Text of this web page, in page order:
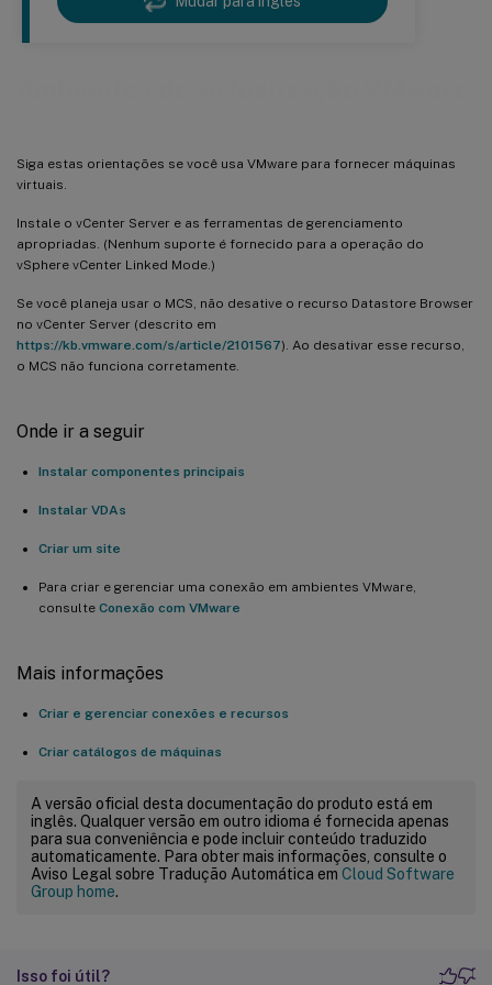
Siga estas orientações se você usa VMware para fornecer máquinas
virtuais.
Instale o vCenter Server e as ferramentas de gerenciamento
apropriadas. (Nenhum suporte é fornecido para a operação do
vSphere vCenter Linked Mode.)
Se você planeja usar o MCS, não desative o recurso Datastore Browser
no vCenter Server (descrito em
https://kb.vmware.com/s/article/2101567). Ao desativar esse recurso,
o MCS não funciona corretamente.
Onde ir a seguir
Instalar componentes principais
Instalar VDAs
Criar um site
Para criar e gerenciar uma conexão em ambientes VMware,
consulte Conexão com VMware
Mais informações
Criar e gerenciar conexões e recursos
Criar catálogos de máquinas
A versão oficial desta documentação do produto está em
inglês. Qualquer versão em outro idioma é fornecida apenas
para sua conveniência e pode incluir conteúdo traduzido
automaticamente. Para obter mais informações, consulte o
Aviso Legal sobre Tradução Automática em Cloud Software
Group home.
Isso foi útil?